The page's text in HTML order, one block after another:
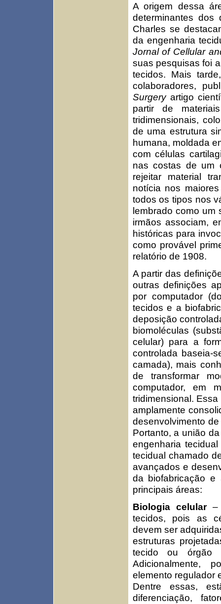
A origem dessa
determinantes dos
Charles se
da engenharia
Jornal of Cellular
suas pesquisas foi
tecidos. Mais
colaboradores,
Surgery artigo
partir de
tridimensionais,
de uma estrutura
humana, moldada
com células
nas costas de um
rejeitar material
notícia nos
todos os tipos nos
lembrado como um
irmãos associam,
históricas para
como provável
relatório de 1908.
A partir das
outras definições
por computador
tecidos e a
deposição
biomoléculas
celular) para a
controlada baseia-
camada), mais
de transformar
computador, em
tridimensional.
amplamente
desenvolvimento
Portanto, a união
engenharia
tecidual chamado
avançados e
da biofabricação e
principais áreas:
Biologia celular –
tecidos, pois as
devem ser
estruturas
tecido ou órgão
Adicionalmente,
elemento regulador
Dentre essas,
diferenciação,